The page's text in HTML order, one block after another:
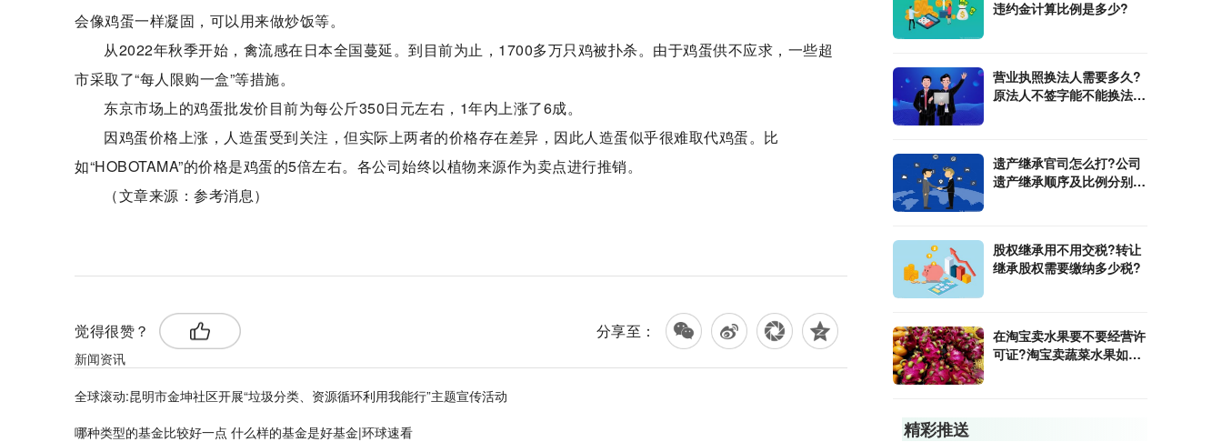
会像鸡蛋一样凝固，可以用来做炒饭等。
从2022年秋季开始，禽流感在日本全国蔓延。到目前为止，1700多万只鸡被扑杀。由于鸡蛋供不应求，一些超
市采取了“每人限购一盒”等措施。
东京市场上的鸡蛋批发价目前为每公斤350日元左右，1年内上涨了6成。
因鸡蛋价格上涨，人造蛋受到关注，但实际上两者的价格存在差异，因此人造蛋似乎很难取代鸡蛋。比
如“HOBOTAMA”的价格是鸡蛋的5倍左右。各公司始终以植物来源作为卖点进行推销。
（文章来源：参考消息）
觉得很赞？ 分享至：
新闻资讯
全球滚动:昆明市金坤社区开展“垃圾分类、资源循环利用我能行”主题宣传活动
哪种类型的基金比较好一点 什么样的基金是好基金|环球速看
违约金计算比例是多少?
营业执照换法人需要多久?
原法人不签字能不能换法
遗产继承官司怎么打?公司
遗产继承顺序及比例分别是
股权继承用不用交税?转让
继承股权需要缴纳多少税?
在淘宝卖水果要不要经营许
可证?淘宝卖蔬菜水果如何
精彩推送